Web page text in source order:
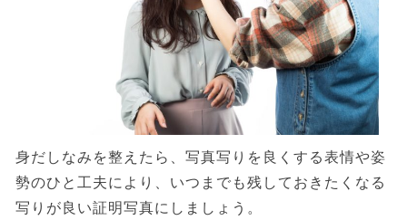
身だしなみを整えたら、写真写りを良くする表情や姿
勢のひと工夫により、いつまでも残しておきたくなる
写りが良い証明写真にしましょう。